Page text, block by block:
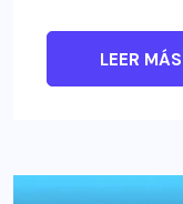
LEER MÁS